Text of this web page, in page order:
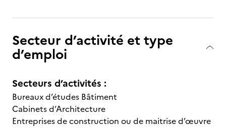
Secteur d’activité et type
d’emploi
Secteurs d’activités :
Bureaux d’études Bâtiment
Cabinets d’Architecture
Entreprises de construction ou de maitrise d’œuvre